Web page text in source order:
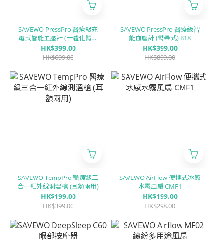
SAVEWO PressPro 醫療級充
電式智能血壓計 (一體化臂帶
式) B51
HK$399.00
HK$699.00
SAVEWO PressPro 醫療級智
能血壓計 (臂帶式) B18
HK$399.00
HK$899.00
SAVEWO TempPro 醫療級三
合一紅外線測溫槍 (耳額兩用)
HK$199.00
HK$399.00
SAVEWO AirFlow 便攜式冰感
水霧風扇 CMF1
HK$199.00
HK$298.00